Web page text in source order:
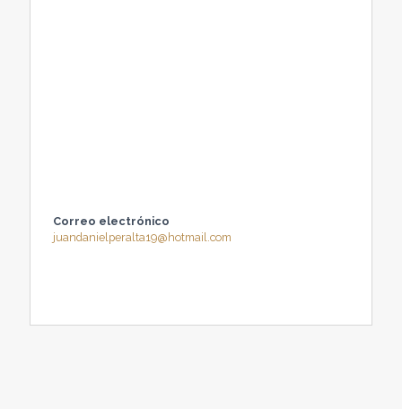
Correo electrónico
juandanielperalta19@hotmail.com